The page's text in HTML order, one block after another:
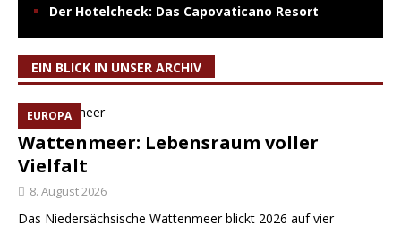
Der Hotelcheck: Das Capovaticano Resort
EIN BLICK IN UNSER ARCHIV
EUROPA
Wattenmeer: Lebensraum voller
Vielfalt
8. August 2026
Das Niedersächsische Wattenmeer blickt 2026 auf vier